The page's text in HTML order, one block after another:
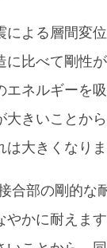
による層間変
に比べて剛性
エネルギーを
大きいことか
は大きくなり
合部の剛的な
やかに耐えま